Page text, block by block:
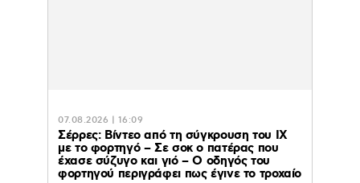
07.08.2026 | 16:09
Σέρρες: Βίντεο από τη σύγκρουση του ΙΧ
με το φορτηγό – Σε σοκ ο πατέρας που
έχασε σύζυγο και γιό – Ο οδηγός του
φορτηγού περιγράφει πως έγινε το τροχαίο